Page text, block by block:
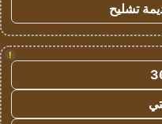
تشليح
!